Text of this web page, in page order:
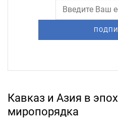
Кавказ и Азия в
миропорядка